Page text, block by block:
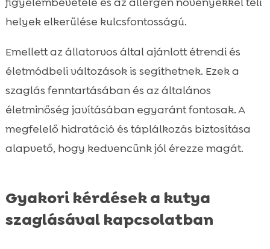
helyek elkerülése kulcsfontosságú.
Emellett az állatorvos által ajánlott étrendi és
életmódbeli változások is segíthetnek. Ezek a
szaglás fenntartásában és az általános
életminőség javításában egyaránt fontosak. A
megfelelő hidratáció és táplálkozás biztosítása
alapvető, hogy kedvencünk jól érezze magát.
Gyakori kérdések a kutya
szaglásával kapcsolatban